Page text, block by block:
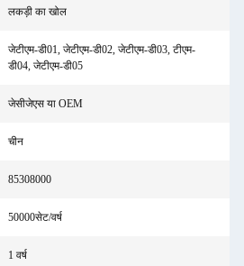
लकड़ी का खोल
जेटीएम-डी01, जेटीएम-डी02, जेटीएम-डी03, टीएम-
डी04, जेटीएम-डी05
जेसीजेएस या OEM
चीन
85308000
50000सेट/वर्ष
1 वर्ष